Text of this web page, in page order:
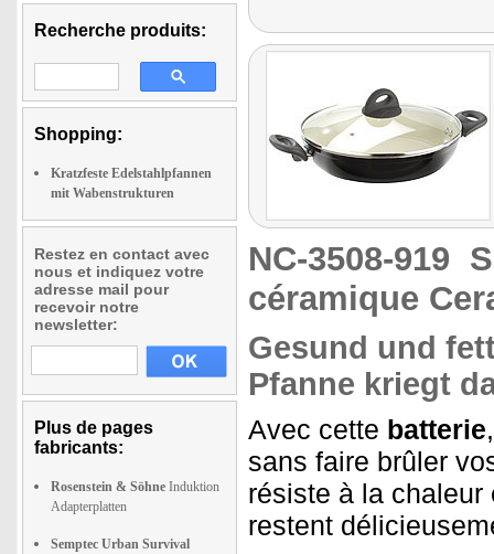
Recherche produits:
Shopping:
Kratzfeste Edelstahlpfannen
mit Wabenstrukturen
Restez en contact avec
nous et indiquez votre
adresse mail pour
recevoir notre
newsletter:
Plus de pages
fabricants:
Rosenstein & Söhne Induktion
Adapterplatten
Semptec Urban Survival
NC-3508-919
céramique
Gesund und
Pfanne kriegt
Avec cette batterie
sans faire brûler
résiste à la
restent